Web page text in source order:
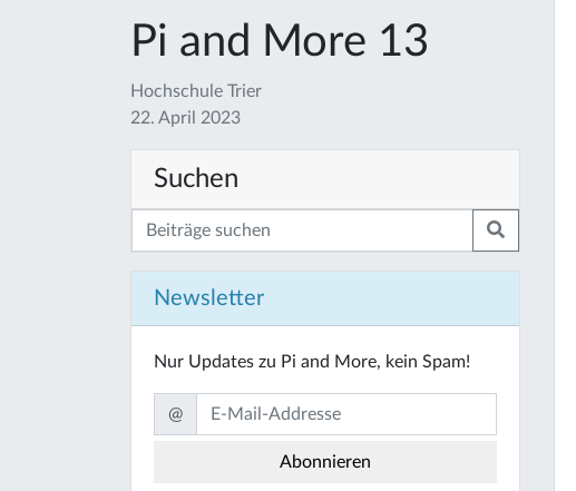
Pi and More 13
Hochschule Trier
22. April 2023
Suchen
Newsletter
Nur Updates zu Pi and More, kein Spam!
@